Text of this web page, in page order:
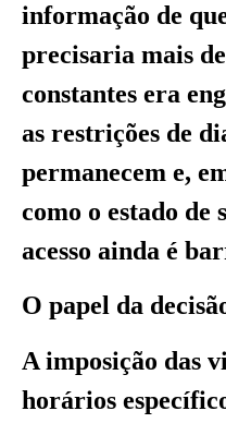
informação de
precisaria mais
constantes era
as restrições de
permanecem e,
como o estado de
acesso ainda é
O papel da
A imposição das
horários